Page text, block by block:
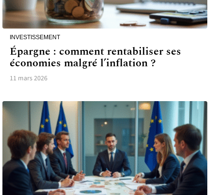
INVESTISSEMENT
Épargne : comment rentabiliser ses
économies malgré l’inflation ?
11 mars 2026